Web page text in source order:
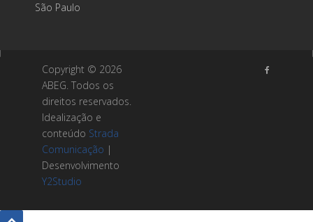
São Paulo
Copyright © 2026
ABEG. Todos os
direitos reservados.
Idealização e
conteúdo Strada
Comunicação |
Desenvolvimento
Y2Studio